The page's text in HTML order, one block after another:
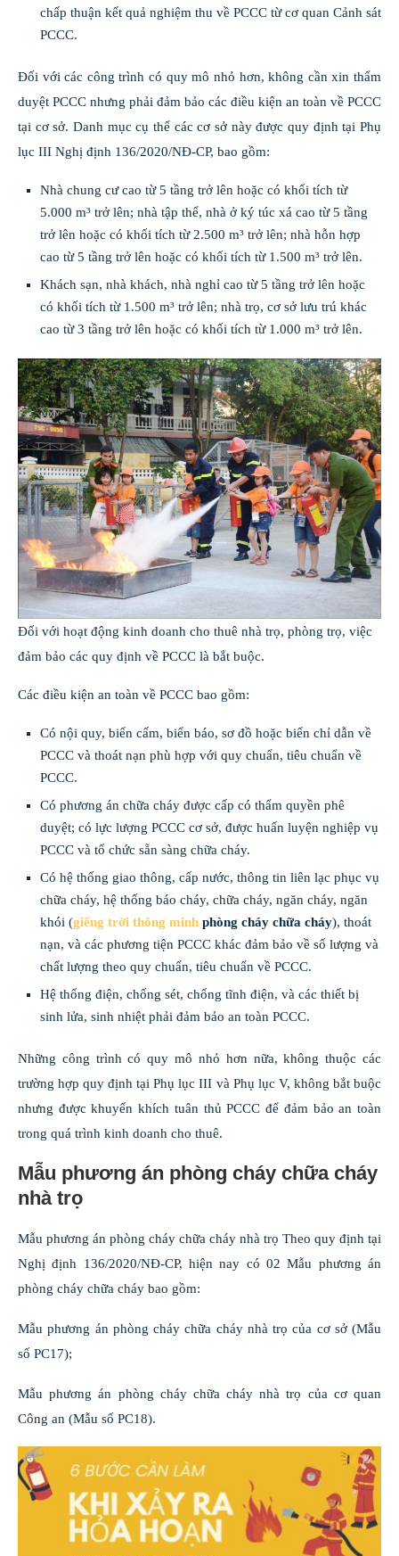
chấp thuận kết quả nghiệm thu về PCCC từ cơ quan Cảnh sát
PCCC.
Đối với các công trình có quy mô nhỏ hơn, không cần xin thẩm
duyệt PCCC nhưng phải đảm bảo các điều kiện an toàn về PCCC
tại cơ sở. Danh mục cụ thể các cơ sở này được quy định tại Phụ
lục III Nghị định 136/2020/NĐ-CP, bao gồm:
Nhà chung cư cao từ 5 tầng trở lên hoặc có khối tích từ
5.000 m³ trở lên; nhà tập thể, nhà ở ký túc xá cao từ 5 tầng
trở lên hoặc có khối tích từ 2.500 m³ trở lên; nhà hỗn hợp
cao từ 5 tầng trở lên hoặc có khối tích từ 1.500 m³ trở lên.
Khách sạn, nhà khách, nhà nghỉ cao từ 5 tầng trở lên hoặc
có khối tích từ 1.500 m³ trở lên; nhà trọ, cơ sở lưu trú khác
cao từ 3 tầng trở lên hoặc có khối tích từ 1.000 m³ trở lên.
Đối với hoạt động kinh doanh cho thuê nhà trọ, phòng trọ, việc
đảm bảo các quy định về PCCC là bắt buộc.
Các điều kiện an toàn về PCCC bao gồm:
Có nội quy, biển cấm, biển báo, sơ đồ hoặc biển chỉ dẫn về
PCCC và thoát nạn phù hợp với quy chuẩn, tiêu chuẩn về
PCCC.
Có phương án chữa cháy được cấp có thẩm quyền phê
duyệt; có lực lượng PCCC cơ sở, được huấn luyện nghiệp vụ
PCCC và tổ chức sẵn sàng chữa cháy.
Có hệ thống giao thông, cấp nước, thông tin liên lạc phục vụ
chữa cháy, hệ thống báo cháy, chữa cháy, ngăn cháy, ngăn
khói (giếng trời thông minh phòng cháy chữa cháy), thoát
nạn, và các phương tiện PCCC khác đảm bảo về số lượng và
chất lượng theo quy chuẩn, tiêu chuẩn về PCCC.
Hệ thống điện, chống sét, chống tĩnh điện, và các thiết bị
sinh lửa, sinh nhiệt phải đảm bảo an toàn PCCC.
Những công trình có quy mô nhỏ hơn nữa, không thuộc các
trường hợp quy định tại Phụ lục III và Phụ lục V, không bắt buộc
nhưng được khuyến khích tuân thủ PCCC để đảm bảo an toàn
trong quá trình kinh doanh cho thuê.
Mẫu phương án phòng cháy chữa cháy
nhà trọ
Mẫu phương án phòng cháy chữa cháy nhà trọ Theo quy định tại
Nghị định 136/2020/NĐ-CP, hiện nay có 02 Mẫu phương án
phòng cháy chữa cháy bao gồm:
Mẫu phương án phòng cháy chữa cháy nhà trọ của cơ sở (Mẫu
số PC17);
Mẫu phương án phòng cháy chữa cháy nhà trọ của cơ quan
Công an (Mẫu số PC18).